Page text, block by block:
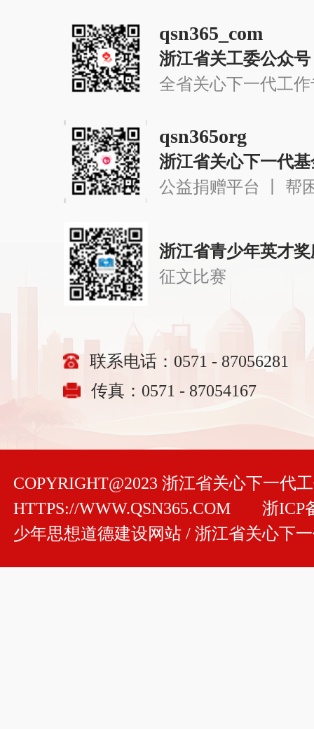
qsn365_com
浙江省关工委公众号
全省关心下一代工
qsn365org
浙江省关心下一代
公益捐赠平台 丨 帮
浙江省青少年英才
征文比赛
联系电话：0571 - 87056281
传真：0571 - 87054167
COPYRIGHT@2023 浙江省关心下一代
HTTPS://WWW.QSN365.COM
浙ICP
少年思想道德建设网站 / 浙江省关心下